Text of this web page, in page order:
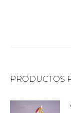
PRODUCTOS